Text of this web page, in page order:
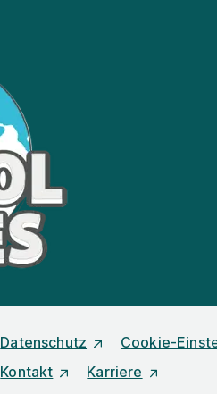
Datenschutz Cookie-
Kontakt
Karriere